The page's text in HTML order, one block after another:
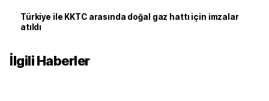
Türkiye ile KKTC arasında doğal gaz hattı için imzalar
atıldı
İlgili Haberler